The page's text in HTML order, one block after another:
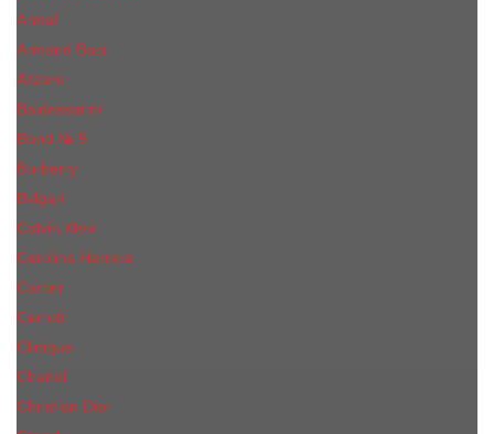
Armaf
Armand Basi
Azzaro
Baldessarini
Bond № 9
Burberry
Bvlgari
Calvin Klein
Carolina Herrera
Cartier
Cerruti
Сliniquе
Chanel
Christian Dior